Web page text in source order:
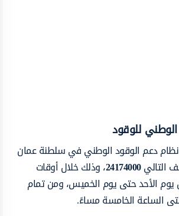
للوقود
دعم الوقود الوطني في سلطنة عمان
التالي24174000، وذلك خلال أوقات
يوم الأحد حتى يوم الخميس، ومن تمام